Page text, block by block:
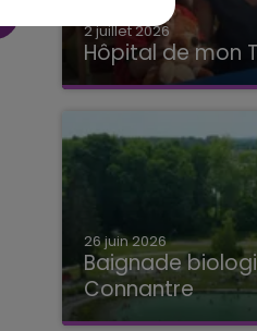
2 juillet 2026
Hôpital de mon
Hôpital de mon
26 juin 2026
Baignade
Connantre
Baignade